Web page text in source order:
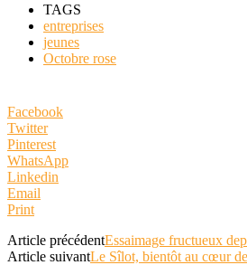
TAGS
entreprises
jeunes
Octobre rose
Facebook
Twitter
Pinterest
WhatsApp
Linkedin
Email
Print
Article précédentEssaimage fructueux
Article suivantLe Sîlot, bientôt au cœur